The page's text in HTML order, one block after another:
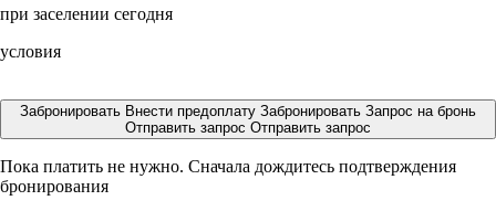
при заселении сегодня
условия
Забронировать Внести предоплату Забронировать Запрос на бронь
Отправить запрос Отправить запрос
Пока платить не нужно. Сначала дождитесь подтверждения
бронирования